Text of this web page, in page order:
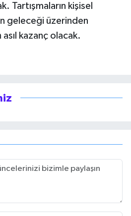
Tartışmaların kişisel
geleceği üzerinden
asıl kazanç olacak.